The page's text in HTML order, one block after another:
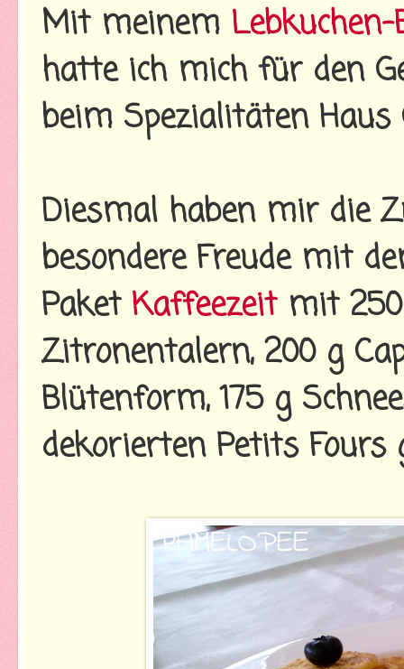
Mit meinem
hatte ich mich für den
beim Spezialitäten
Diesmal haben mir die
besondere Freude mit
Paket Kaffeezeitmit 250
Zitronentalern, 200 g
Blütenform, 175 g
dekorierten Petits Fours